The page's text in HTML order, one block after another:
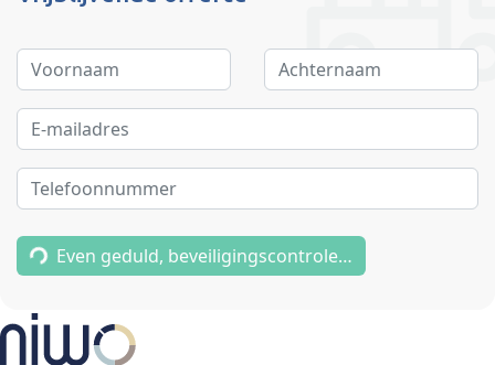
Even geduld, beveiligingscontrole…